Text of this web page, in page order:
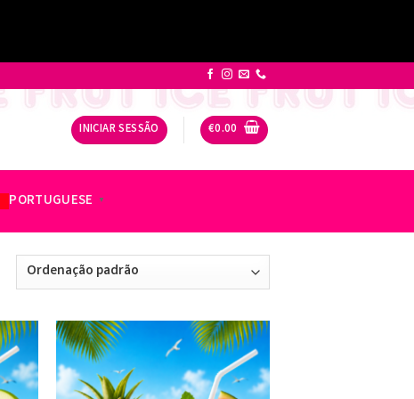
INICIAR SESSÃO €0.00
PORTUGUESE ▼